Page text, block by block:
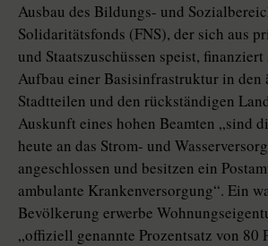
Ausbau des Bildungs- und
Solidaritätsfonds (FNS), der sich aus
und Staatszuschüssen speist,
Aufbau einer Basisinfrastruktur in den
Stadtteilen und den rückständigen
Auskunft eines hohen Beamten „sind
heute an das Strom- und
angeschlossen und besitzen ein
ambulante Krankenversorgung“. Ein
Bevölkerung erwerbe
„offiziell genannte Prozentsatz von 80